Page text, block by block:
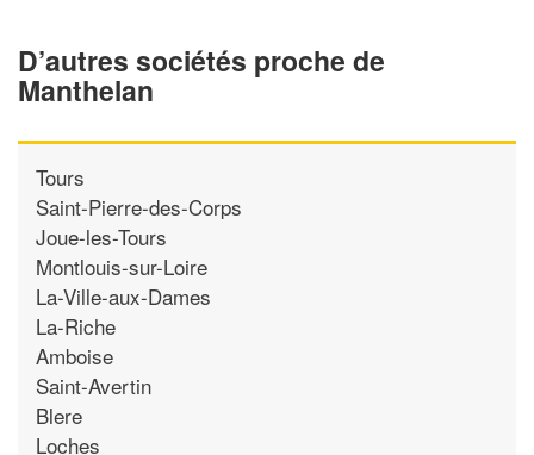
D’autres sociétés proche de
Manthelan
Tours
Saint-Pierre-des-Corps
Joue-les-Tours
Montlouis-sur-Loire
La-Ville-aux-Dames
La-Riche
Amboise
Saint-Avertin
Blere
Loches